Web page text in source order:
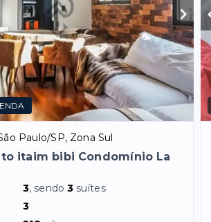
Paulo/SP, Zona Sul
itaim bibi Condomínio La
3, sendo3 suítes
3